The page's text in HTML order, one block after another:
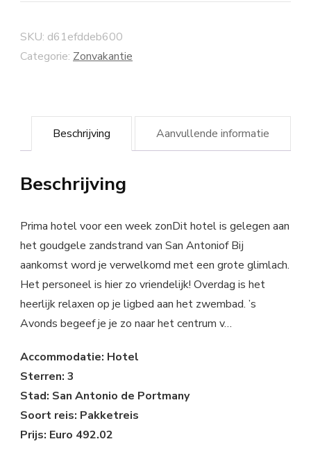
SKU: d61efddeb600
Categorie: Zonvakantie
Beschrijving Aanvullende informatie
Beschrijving
Prima hotel voor een week zonDit hotel is gelegen aan
het goudgele zandstrand van San Antoniof Bij
aankomst word je verwelkomd met een grote glimlach.
Het personeel is hier zo vriendelijk! Overdag is het
heerlijk relaxen op je ligbed aan het zwembad. ’s
Avonds begeef je je zo naar het centrum v…
Accommodatie: Hotel
Sterren: 3
Stad: San Antonio de Portmany
Soort reis: Pakketreis
Prijs: Euro 492.02